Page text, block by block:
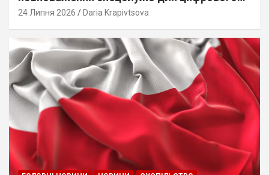
стеження
24 Липня 2026 Daria Krapivtsova